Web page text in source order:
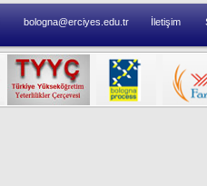
bologna@erciyes.edu.tr İletişim